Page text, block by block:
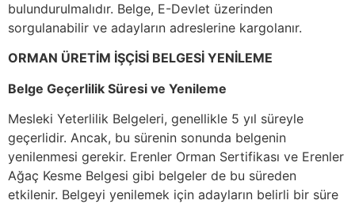
bulundurulmalıdır. Belge, E-Devlet üzerinden
sorgulanabilir ve adayların adreslerine kargolanır.
ORMAN ÜRETİM İŞÇİSİ BELGESİ YENİLEME
Belge Geçerlilik Süresi ve Yenileme
Mesleki Yeterlilik Belgeleri, genellikle 5 yıl süreyle
geçerlidir. Ancak, bu sürenin sonunda belgenin
yenilenmesi gerekir. Erenler Orman Sertifikası ve Erenler
Ağaç Kesme Belgesi gibi belgeler de bu süreden
etkilenir. Belgeyi yenilemek için adayların belirli bir süre